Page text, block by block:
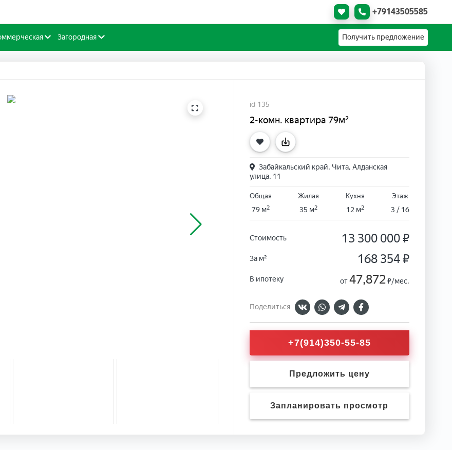
+79143505585
Загородная Получить предложение
id 135
2-комн. квартира 79м²
Забайкальский край, Чита, Алданская
улица, 11
Общая
79 м2
Жилая
35 м2
Кухня
12 м2
Этаж
3 / 16
Стоимость 13 300 000 ₽
За м² 168 354 ₽
В ипотеку от47,872₽/мес.
Поделиться
+7(914)350-55-85
Предложить цену
Запланировать просмотр